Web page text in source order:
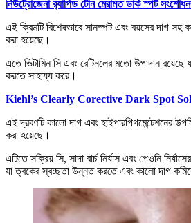
নিউট্রোজেনা র‍্যাপিড টোন মেরামত ডার্ক স্পট
এই ক্রিমটি বিশেষভাবে সানস্পট এবং বয়সের দাগ সহ
করা হয়েছে।
এতে ভিটামিন সি এবং রেটিনলের মতো উপাদান
করতে সাহায্য করে।
Kiehl’s Clearly Corective Dark Spot
এই দ্রবণটি কালো দাগ এবং হাইপারপিগমেন্টেশনের
করা হয়েছে।
এটিতে সক্রিয় সি, সাদা বার্চ নির্যাস এবং পেওনি
যা ত্বকের স্বচ্ছতা উন্নত করতে এবং কালো দাগ